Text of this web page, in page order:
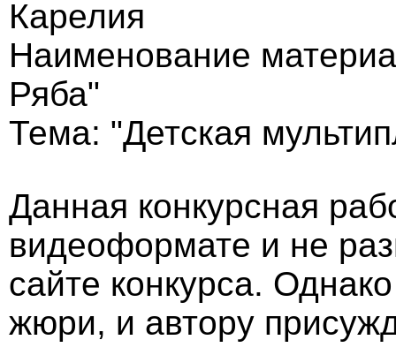
Карелия
Наименование
Ряба"
Тема: "Детская
Данная конкурсная
видеоформате и не
сайте конкурса.
жюри, и автору